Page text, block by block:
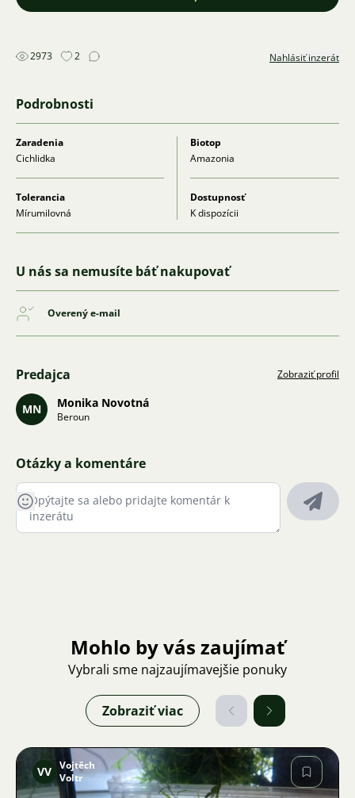
2973 2 Nahlásiť inzerát
Podrobnosti
Zaradenia
Cichlidka
Biotop
Amazonia
Tolerancia
Mírumilovná
Dostupnosť
K dispozícii
U nás sa nemusíte báť nakupovať
Overený e-mail
Predajca Zobraziť profil
MN Monika Novotná
Beroun
Otázky a komentáre
Mohlo by vás zaujímať
Vybrali sme najzaujímavejšie ponuky
Zobraziť viac
VV Vojtěch
Voltr